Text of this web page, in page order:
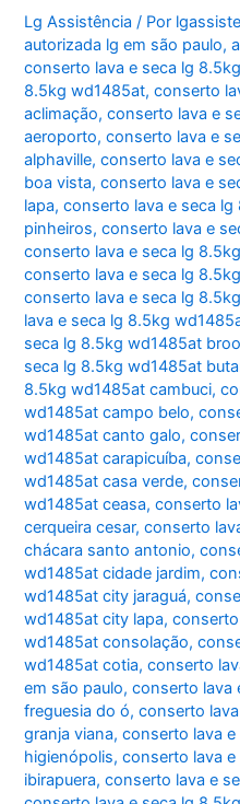
Lg Assistência / Por
autorizada lg em são paulo,
conserto lava e seca lg 8.5kg
8.5kg wd1485at,conserto
aclimação,conserto lava e
aeroporto,conserto lava e
alphaville,conserto lava e
boa vista,conserto lava e
lapa,conserto lava e seca
pinheiros,conserto lava e
conserto lava e seca lg
conserto lava e seca lg
conserto lava e seca lg
lava e seca lg 8.5kg
seca lg 8.5kg wd1485at
seca lg 8.5kg wd1485at
8.5kg wd1485at cambuci,
wd1485at campo belo,
wd1485at canto galo,
wd1485at carapicuíba,
wd1485at casa verde,
wd1485at ceasa,conserto
cerqueira cesar,conserto
chácara santo antonio,
wd1485at cidade jardim,
wd1485at city jaraguá,
wd1485at city lapa,
wd1485at consolação,
wd1485at cotia,conserto
em são paulo,conserto lava
freguesia do ó,conserto
granja viana,conserto lava
higienópolis,conserto lava
ibirapuera,conserto lava e